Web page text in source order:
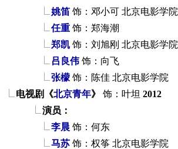
姚笛 饰：邓小可 北京电影学院
任重 饰：郑海潮
郑凯 饰：刘旭刚 北京电影学院
吕良伟 饰：向飞
张檬 饰：陈佳 北京电影学院
电视剧《北京青年》 饰：叶坦 2012
演员：
李晨 饰：何东
马苏 饰：权筝 北京电影学院